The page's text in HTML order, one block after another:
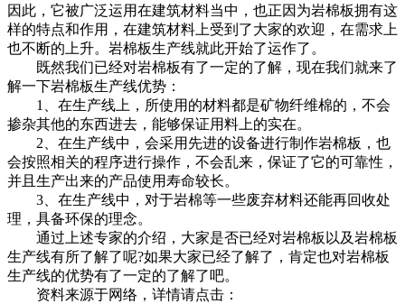
因此，它被广泛运用在建筑材料当中，也正因为岩棉板拥有这
样的特点和作用，在建筑材料上受到了大家的欢迎，在需求上
也不断的上升。岩棉板生产线就此开始了运作了。
既然我们已经对岩棉板有了一定的了解，现在我们就来了
解一下岩棉板生产线优势：
1、在生产线上，所使用的材料都是矿物纤维棉的，不会
掺杂其他的东西进去，能够保证用料上的实在。
2、在生产线中，会采用先进的设备进行制作岩棉板，也
会按照相关的程序进行操作，不会乱来，保证了它的可靠性，
并且生产出来的产品使用寿命较长。
3、在生产线中，对于岩棉等一些废弃材料还能再回收处
理，具备环保的理念。
通过上述专家的介绍，大家是否已经对岩棉板以及岩棉板
生产线有所了解了呢?如果大家已经了解了，肯定也对岩棉板
生产线的优势有了一定的了解了吧。
资料来源于网络，详情请点击：